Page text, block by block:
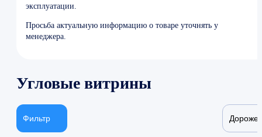
эксплуатации.
Просьба актуальную информацию о товаре уточнять у
менеджера.
Угловые витрины
Фильтр Дороже